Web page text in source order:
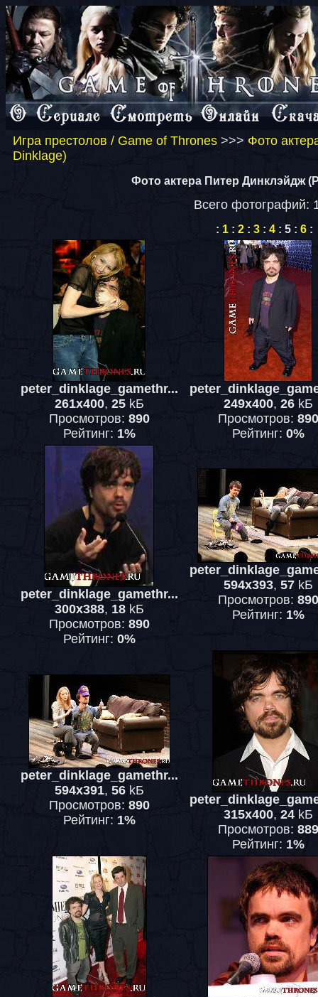
Игра престолов / Game of Thrones >>> Фото
Dinklage)
Фото актера Питер Динклэйдж
Всего фотографий:
: 1: 2: 3: 4: 5: 6:
peter_dinklage_gamethr...
261x400, 25kБ
Просмотров: 890
Рейтинг: 1%
249x400, 26kБ
Просмотров: 890
Рейтинг: 0%
peter_dinklage_gamethr...
300x388, 18kБ
Просмотров: 890
Рейтинг: 0%
594x393, 57kБ
Просмотров: 890
Рейтинг: 1%
peter_dinklage_gamethr...
594x391, 56kБ
Просмотров: 890
Рейтинг: 1%
315x400, 24kБ
Просмотров: 889
Рейтинг: 1%